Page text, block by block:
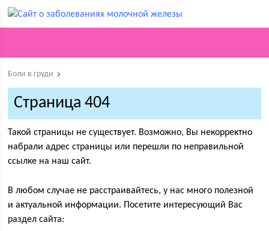
Боли в груди
Страница 404
Такой страницы не существует. Возможно, Вы некорректно
набрали адрес страницы или перешли по неправильной
ссылке на наш сайт.
В любом случае не расстраивайтесь, у нас много полезной
и актуальной информации. Посетите интересующий Вас
раздел сайта: